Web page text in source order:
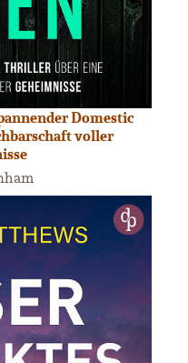
Domestic
voller